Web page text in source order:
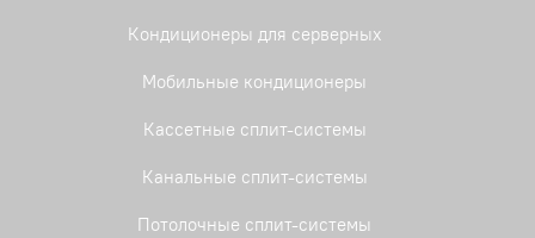
Кондиционеры для серверных
Мобильные кондиционеры
Кассетные сплит-системы
Канальные сплит-системы
Потолочные сплит-системы